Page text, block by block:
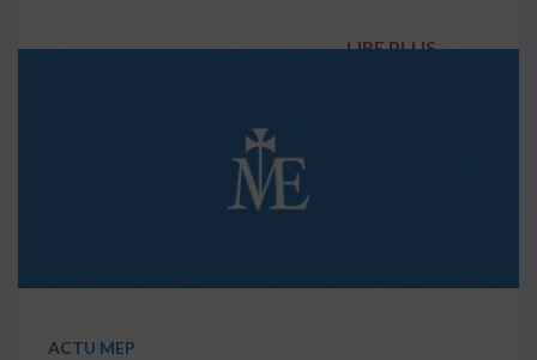
LIRE PLUS →
ACTU MEP